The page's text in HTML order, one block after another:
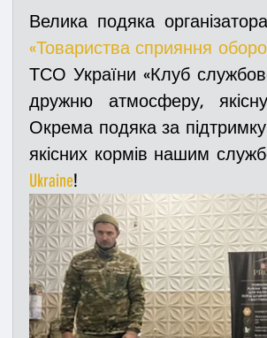
Велика подяка
«Товариства сприяння
ТСО України «Клуб
дружню атмосферу,
Окрема подяка за підтримку
якісних кормів нашим
Ukraine!